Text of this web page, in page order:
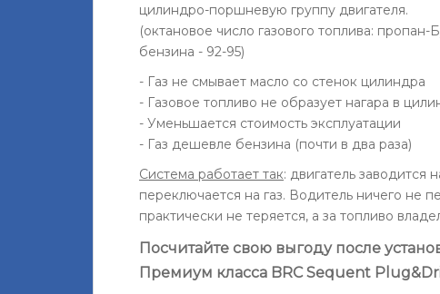
цилиндро-поршневую группу двигателя.
(октановое число газового топлива:
бензина - 92-95)
- Газ не смывает масло со стенок цилиндра
- Газовое топливо не образует нагара в
- Уменьшается стоимость эксплуатации
- Газ дешевле бензина (почти в два раза)
Система работает так: двигатель заводится
переключается на газ. Водитель ничего не
практически не теряется, а за топливо
Посчитайте свою выгоду после
Премиум класса BRC Sequent